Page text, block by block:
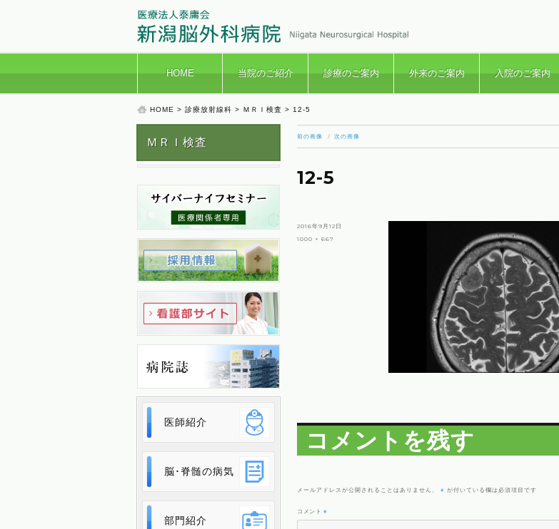
HOME 当院のご紹介 診療のご案内 外来のご案内 入院のご案内
HOME > 診療放射線科 > ＭＲＩ検査 > 12-5
前の画像 次の画像
12-5
投
2016年9月12日
フ
1000 × 667
コメントを残す
メールアドレスが公開されることはありません。 ※ が付いている欄は必須項目です
コメント※
ＭＲＩ検査
医師紹介
脳･脊髄の病気
部門紹介